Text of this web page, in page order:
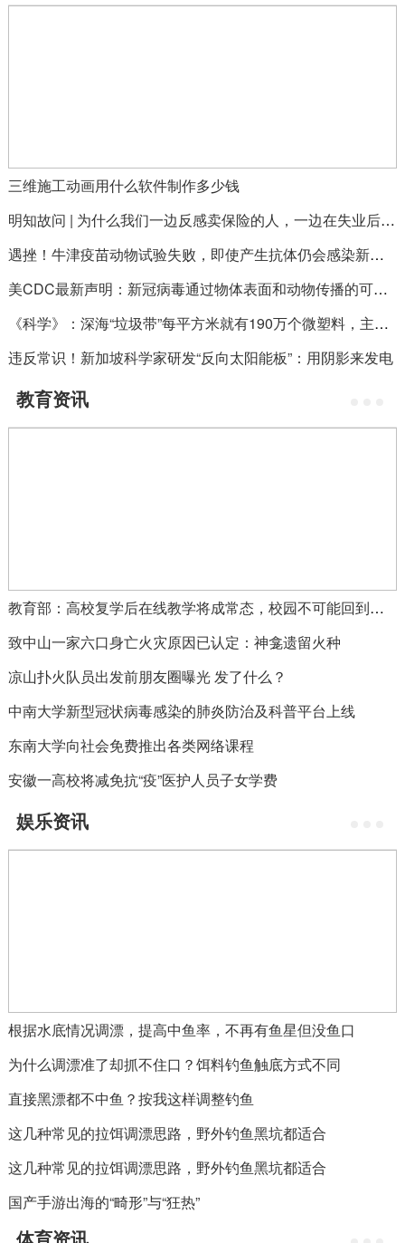
三维施工动画用什么软件制作多少钱
明知故问 | 为什么我们一边反感卖保险的人，一边在失业后又选择卖保险？
遇挫！牛津疫苗动物试验失败，即使产生抗体仍会感染新冠病毒
美CDC最新声明：新冠病毒通过物体表面和动物传播的可能性不高，“人传人”是主要途径
《科学》：深海“垃圾带”每平方米就有190万个微塑料，主要集中在600-900米深处
违反常识！新加坡科学家研发“反向太阳能板”：用阴影来发电
教育资讯
教育部：高校复学后在线教学将成常态，校园不可能回到疫情之前教学状态
致中山一家六口身亡火灾原因已认定：神龛遗留火种
凉山扑火队员出发前朋友圈曝光 发了什么？
中南大学新型冠状病毒感染的肺炎防治及科普平台上线
东南大学向社会免费推出各类网络课程
安徽一高校将减免抗“疫”医护人员子女学费
娱乐资讯
根据水底情况调漂，提高中鱼率，不再有鱼星但没鱼口
为什么调漂准了却抓不住口？饵料钓鱼触底方式不同
直接黑漂都不中鱼？按我这样调整钓鱼
这几种常见的拉饵调漂思路，野外钓鱼黑坑都适合
这几种常见的拉饵调漂思路，野外钓鱼黑坑都适合
国产手游出海的“畸形”与“狂热”
体育资讯